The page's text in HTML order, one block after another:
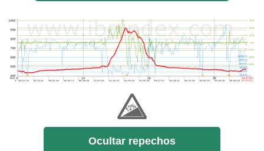
Ocultar repechos